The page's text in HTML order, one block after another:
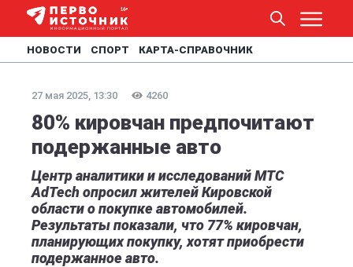
НОВОСТИ СПОРТ КАРТА-СПРАВОЧНИК
27 мая 2025, 13:30 4260
80% кировчан предпочитают
подержанные авто
Центр аналитики и исследований МТС
AdTech опросил жителей Кировской
области о покупке автомобилей.
Результаты показали, что 77% кировчан,
планирующих покупку, хотят приобрести
подержанное авто.